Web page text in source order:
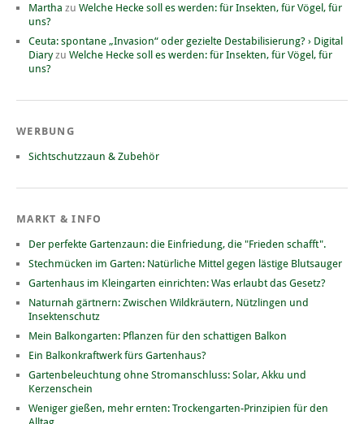
Martha zu Welche Hecke soll es werden: für Insekten, für Vögel, für
uns?
Ceuta: spontane „Invasion“ oder gezielte Destabilisierung? › Digital
Diaryzu Welche Hecke soll es werden: für Insekten, für Vögel, für
uns?
WERBUNG
Sichtschutzzaun & Zubehör
MARKT & INFO
Der perfekte Gartenzaun: die Einfriedung, die "Frieden schafft".
Stechmücken im Garten: Natürliche Mittel gegen lästige Blutsauger
Gartenhaus im Kleingarten einrichten: Was erlaubt das Gesetz?
Naturnah gärtnern: Zwischen Wildkräutern, Nützlingen und
Insektenschutz
Mein Balkongarten: Pflanzen für den schattigen Balkon
Ein Balkonkraftwerk fürs Gartenhaus?
Gartenbeleuchtung ohne Stromanschluss: Solar, Akku und
Kerzenschein
Weniger gießen, mehr ernten: Trockengarten-Prinzipien für den